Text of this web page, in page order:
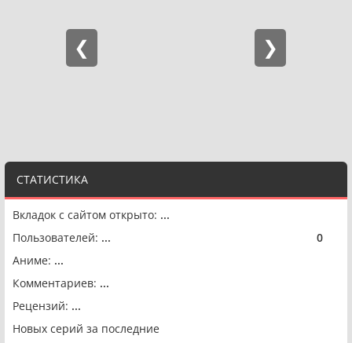
СТАТИСТИКА
Вкладок с сайтом открыто: ...
Пользователей: ... 0
Аниме: ...
Комментариев: ...
Рецензий: ...
Новых серий за последние